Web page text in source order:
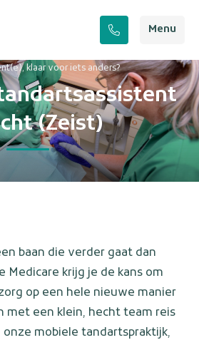
Menu
klaar voor iets anders?
(Zeist)
baan die verder gaat dan
Medicare krijg je de kans om
op een hele nieuwe manier
met een klein, hecht team reis
mobiele tandartspraktijk,